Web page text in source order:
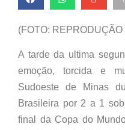
(FOTO: REPRODUÇÃO
A tarde da ultima
emoção, torcida e
Sudoeste de Minas
Brasileira por 2 a 1
final da Copa do